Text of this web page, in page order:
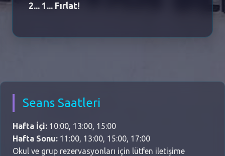
2... 1... Fırlat!
Seans Saatleri
Hafta İçi: 10:00, 13:00, 15:00
Hafta Sonu: 11:00, 13:00, 15:00, 17:00
Okul ve grup rezervasyonları için lütfen iletişime